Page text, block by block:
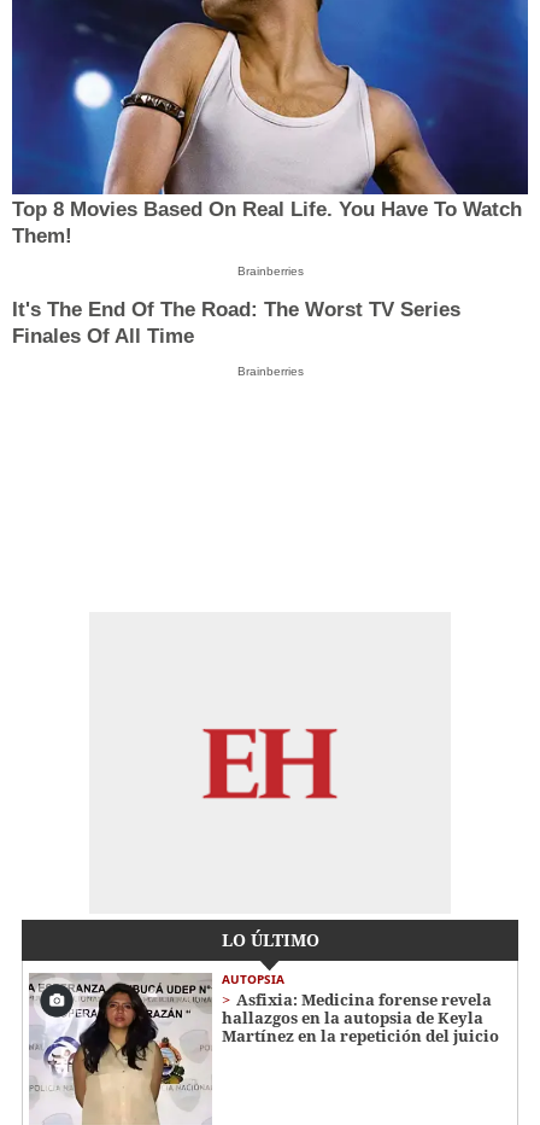
Top 8 Movies Based On Real Life. You Have To Watch
Them!
Brainberries
It's The End Of The Road: The Worst TV Series
Finales Of All Time
Brainberries
LO ÚLTIMO
AUTOPSIA
Asfixia: Medicina forense revela
hallazgos en la autopsia de Keyla
Martínez en la repetición del juicio